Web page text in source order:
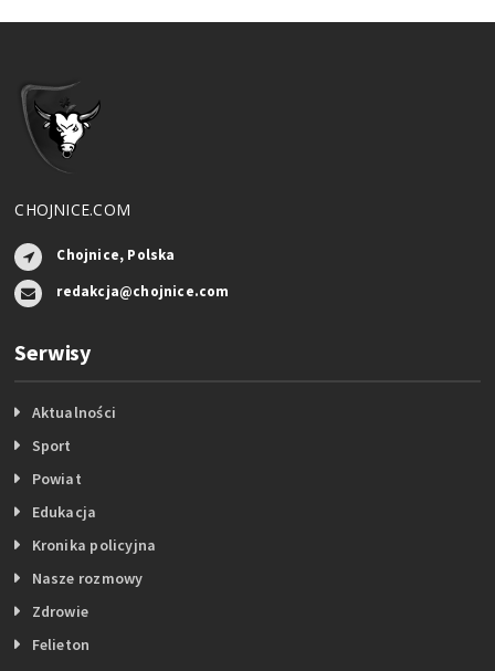
CHOJNICE.COM
Chojnice, Polska
redakcja@chojnice.com
Serwisy
Aktualności
Sport
Powiat
Edukacja
Kronika policyjna
Nasze rozmowy
Zdrowie
Felieton